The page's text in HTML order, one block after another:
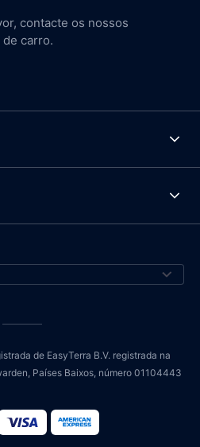
contacte os nossos
carro.
de EasyTerra B.V. registrada na
Países Baixos, número 01104443